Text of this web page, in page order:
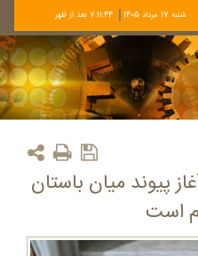
شنبه 17 مرداد 1405 7:11:44 بعد از ظهر
پیوند میان باستان
است